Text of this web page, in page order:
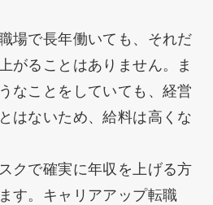
場で長年働いても、それだ
がることはありません。ま
なことをしていても、経営
はないため、給料は高くな
クで確実に年収を上げる方
す。キャリアアップ転職